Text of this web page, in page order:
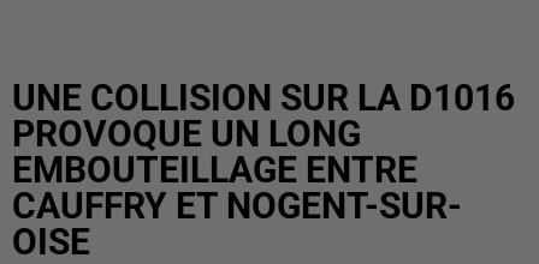
UNE COLLISION SUR LA D1016
PROVOQUE UN LONG
EMBOUTEILLAGE ENTRE
CAUFFRY ET NOGENT-SUR-
OISE